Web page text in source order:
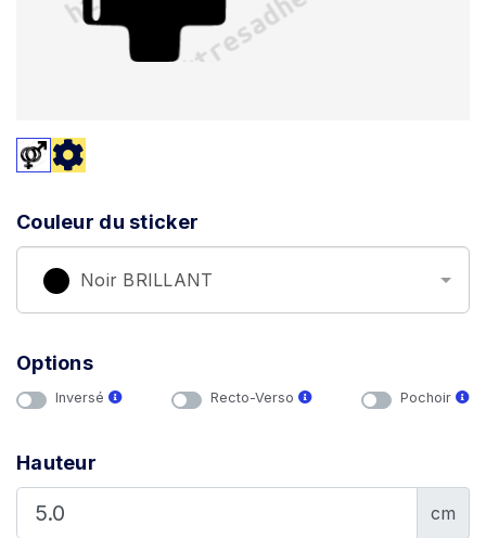
Couleur du sticker
Noir BRILLANT
Options
Inversé Recto-Verso Pochoir
Hauteur
cm